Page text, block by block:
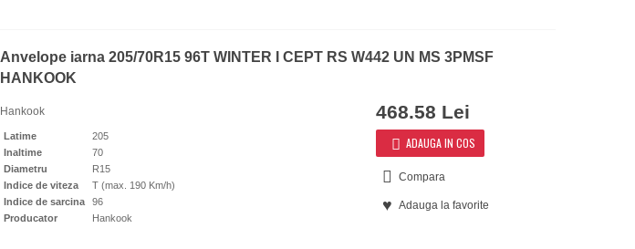
Anvelope iarna 205/70R15 96T WINTER I CEPT RS W442 UN MS 3PMSF
HANKOOK
Hankook
Latime
205
Inaltime
70
Diametru
R15
Indice de viteza
T (max. 190 Km/h)
Indice de sarcina
96
Producator
Hankook
468.58 Lei
ADAUGA IN COS
Compara
Adauga la favorite